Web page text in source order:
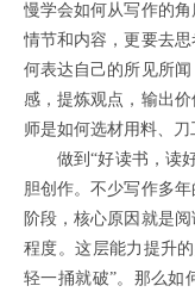
慢学会如何从写作的
情节和内容，更要去
何表达自己的所见所
感，提炼观点，输出
师是如何选材用料、刀
做到“好读书，读
胆创作。不少写作多
阶段，核心原因就是
程度。这层能力提升
轻一捅就破”。那么如